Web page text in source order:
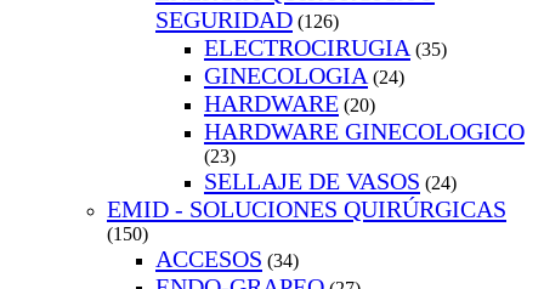
SEGURIDAD (126)
ELECTROCIRUGIA (35)
GINECOLOGIA (24)
HARDWARE (20)
HARDWARE GINECOLOGICO
(23)
SELLAJE DE VASOS (24)
EMID - SOLUCIONES QUIRÚRGICAS
(150)
ACCESOS (34)